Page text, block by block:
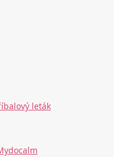
leták